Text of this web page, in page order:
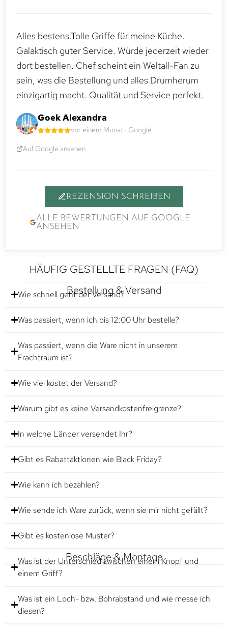
Alles bestens.Tolle Griffe für meine Küche.
Galaktisch guter Service. Würde jederzeit wieder
dort bestellen. Chef scheint ein Weltall-Fan zu
sein, was die Bestellung und alles Drumherum
einzigartig macht. Qualität und Service perfekt.
Goek Alexandra
vor einem Monat · Google
Auf Google ansehen
REZENSION SCHREIBEN
ALLE BEWERTUNGEN AUF GOOGLE
ANSEHEN
HÄUFIG GESTELLTE FRAGEN (FAQ)
Bestellung & Versand
Wie schnell geht der Versand?
Was passiert, wenn ich bis 12:00 Uhr bestelle?
Was passiert, wenn die Ware nicht in unserem
Frachtraum ist?
Wie viel kostet der Versand?
Warum gibt es keine Versandkostenfreigrenze?
In welche Länder versendet Ihr?
Gibt es Rabattaktionen wie Black Friday?
Wie kann ich bezahlen?
Wie sende ich Ware zurück, wenn sie mir nicht gefällt?
Gibt es kostenlose Muster?
Beschläge & Montage
Was ist der Unterschied zwischen einem Knopf und
einem Griff?
Was ist ein Loch- bzw. Bohrabstand und wie messe ich
diesen?